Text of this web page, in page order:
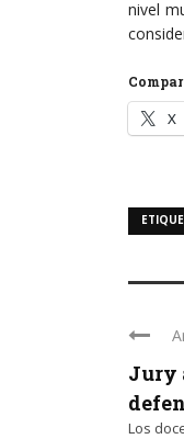
nivel
X
Jury
Los